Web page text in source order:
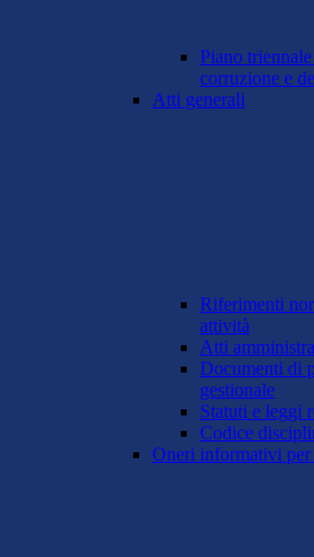
Piano
corruzione e
Atti generali
Riferimenti
attività
Atti
Documenti di
gestionale
Statuti e leggi
Codice
Oneri informativi per